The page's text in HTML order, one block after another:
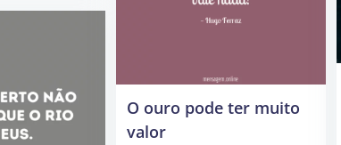
O ouro pode ter muito
valor